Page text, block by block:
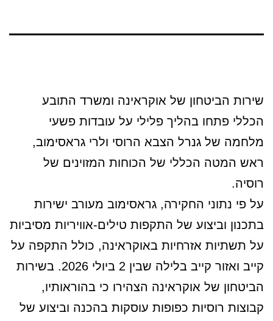
שירות הביטחון של אוקראינה ומשרד התובע
הכללי פתחו בהליך פלילי על עובדות פשעי
מלחמה של גנרל הצבא הרוסי ולרי גראסימוב,
ראש המטה הכללי של הכוחות המזוינים של
רוסיה.
על פי נתוני החקירה, גראסימוב מעורב ישירות
בתכנון וביצוע של התקפות טילים-אוויריות מסיביות
על תשתיות אזרחיות באוקראינה, כולל התקפה על
קייב ואזור קייב בלילה שבין 2 ביולי 2026. בשירות
הביטחון של אוקראינה הצהירו כי בהוראותיו,
קבוצות רוסיות כפופות עוסקות בהכנה וביצוע של